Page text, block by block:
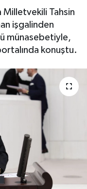
Milletvekili Tahsin
işgalinden
münasebetiyle,
konuştu.